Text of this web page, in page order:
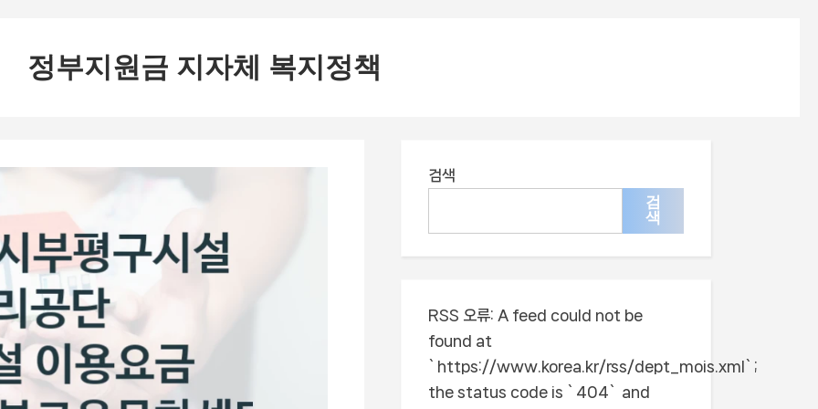
정부지원금 지자체 복지정책
검색
검
색
RSS 오류: A feed could not be
found at
`https://www.korea.kr/rss/dept_mois.xml`;
the status code is `404` and